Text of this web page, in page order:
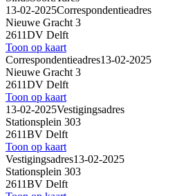
13-02-2025Correspondentieadres
Nieuwe Gracht 3
2611DV Delft
Toon op kaart
Correspondentieadres13-02-2025
Nieuwe Gracht 3
2611DV Delft
Toon op kaart
13-02-2025Vestigingsadres
Stationsplein 303
2611BV Delft
Toon op kaart
Vestigingsadres13-02-2025
Stationsplein 303
2611BV Delft